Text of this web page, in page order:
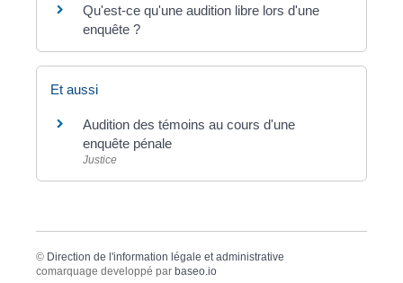
Qu'est-ce qu'une audition libre lors d'une
enquête ?
Et aussi
Audition des témoins au cours d'une
enquête pénale
Justice
© Direction de l'information légale et administrative
comarquage developpé par baseo.io